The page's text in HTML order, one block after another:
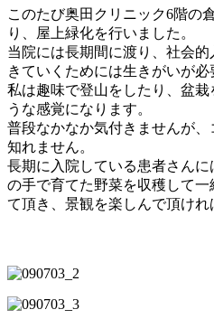
このたび奥田クリニック6階の
り、屋上緑化を行いました。
当院には長期間に渡り、社会
きていくためには生きがいが必
私は趣味で登山をしたり、盆
うな感覚になります。
普段なかなか気付きませんが
知れません。
長期に入院している患者さん
の手で育てた野菜を収穫して
て頂き、景観を楽しんで頂けれ